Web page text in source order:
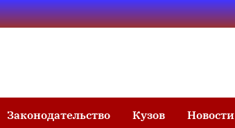
Законодательство Кузов Новости